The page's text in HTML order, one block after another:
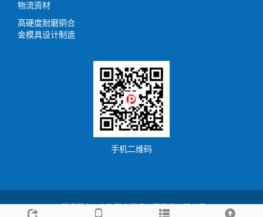
物流资材
高硬度耐磨铜合
金模具设计制造
手机二维码
版权所有：上海智之贸易公司贸易有限公司